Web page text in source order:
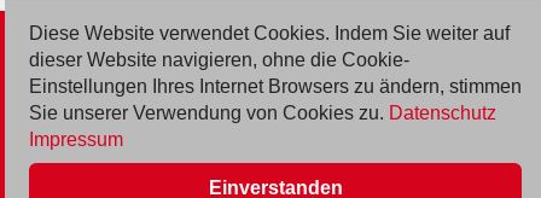
© 2026 Deutsche Jobmarkt GmbH
Inserieren
Kontakt
Diese Website verwendet Cookies. Indem Sie weiter auf
dieser Website navigieren, ohne die Cookie-
Einstellungen Ihres Internet Browsers zu ändern, stimmen
Sie unserer Verwendung von Cookies zu. Datenschutz
Impressum
Einverstanden